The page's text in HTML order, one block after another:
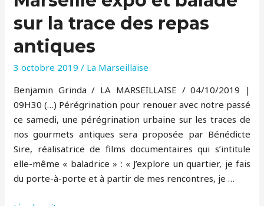
Sire
–
Mucem
–
Sylvie
sur la trace des repas
antiques
3 octobre 2019 / La Marseillaise
Benjamin Grinda / LA MARSEILLAISE / 04/10/2019 |
09H30 (…) Pérégrination pour renouer avec notre passé
ce samedi, une pérégrination urbaine sur les traces de
nos gourmets antiques sera proposée par Bénédicte
Sire, réalisatrice de films documentaires qui s’intitule
elle-même « baladrice » : « J’explore un quartier, je fais
du porte-à-porte et à partir de mes rencontres, je …